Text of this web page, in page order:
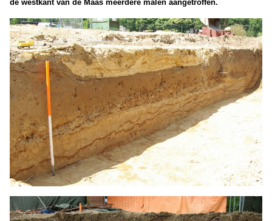
de westkant van de Maas meerdere malen aangetroffen.